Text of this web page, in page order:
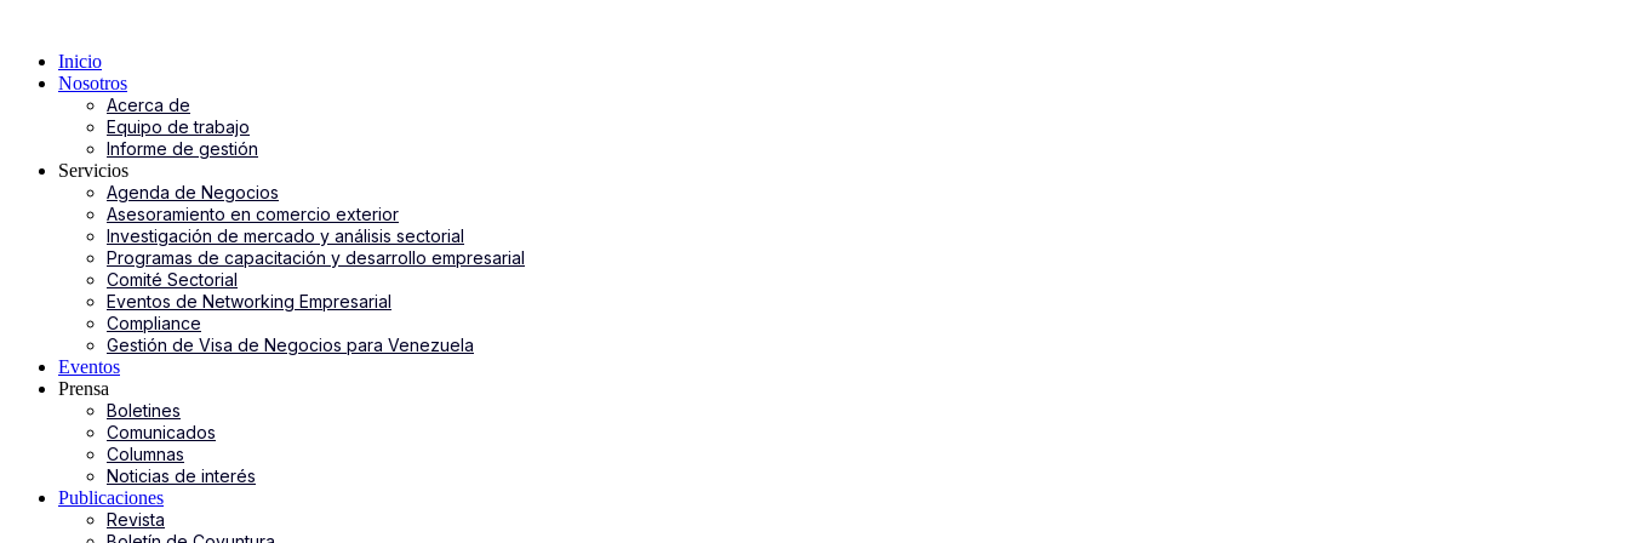
Inicio
Nosotros
Acerca de
Equipo de trabajo
Informe de gestión
Servicios
Agenda de Negocios
Asesoramiento en comercio exterior
Investigación de mercado y análisis sectorial
Programas de capacitación y desarrollo empresarial
Comité Sectorial
Eventos de Networking Empresarial
Compliance
Gestión de Visa de Negocios para Venezuela
Eventos
Prensa
Boletines
Comunicados
Columnas
Noticias de interés
Publicaciones
Revista